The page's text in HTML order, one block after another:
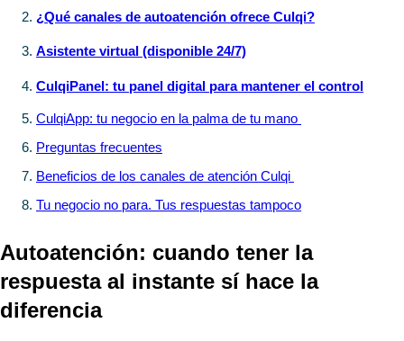
¿Qué canales de autoatención ofrece Culqi?
Asistente virtual (disponible 24/7)
CulqiPanel: tu panel digital para mantener el control
CulqiApp: tu negocio en la palma de tu mano
Preguntas frecuentes
Beneficios de los canales de atención Culqi
Tu negocio no para. Tus respuestas tampoco
​Autoatención: cuando tener la
respuesta al instante sí hace la
diferencia